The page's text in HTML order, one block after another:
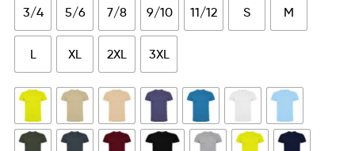
3/4 5/6 7/8 9/10 11/12 S M
L XL 2XL 3XL